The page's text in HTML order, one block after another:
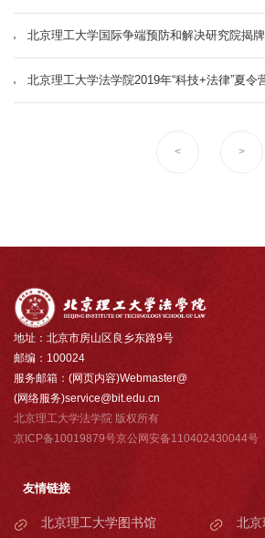
北京理工大学法学院2019年“科技+法律”夏令
< >
地址：北京市房山区良乡东路9号
邮编：100024
服务邮箱：(网页内容)Webmaster@
(网络服务)service@bit.edu.cn
北京理工大学法学院 版权所有
京ICP备10019879号京公网安备110402430044号
友情链接
北京理工大学图书馆 北京